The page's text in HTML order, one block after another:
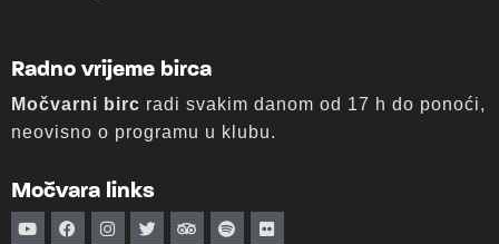
Radno vrijeme birca
Močvarni birc radi svakim danom od 17 h do ponoći,
neovisno o programu u klubu.
Močvara links